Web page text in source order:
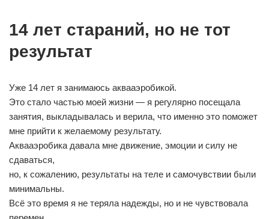
14 лет стараний, но не тот
результат
Уже 14 лет я занимаюсь аквааэробикой.
Это стало частью моей жизни — я регулярно посещала
занятия, выкладывалась и верила, что именно это поможет
мне прийти к желаемому результату.
Аквааэробика давала мне движение, эмоции и силу не
сдаваться,
но, к сожалению, результаты на теле и самочувствии были
минимальны.
Всё это время я не теряла надежды, но и не чувствовала